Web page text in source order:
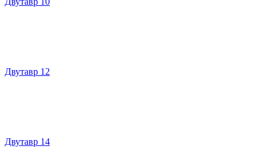
Двутавр 12
Двутавр 14